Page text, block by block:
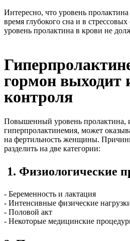
Интересно, что уровень
время глубокого сна и в
уровень пролактина в крови не
гормон выходит
контроля
Повышенный уровень пролактина,
гиперпролактинемия, может
на фертильность женщины.
разделить на две категории:
1. Физиологические
- Беременность и лактация
- Интенсивные физические
- Половой акт
- Некоторые медицинские